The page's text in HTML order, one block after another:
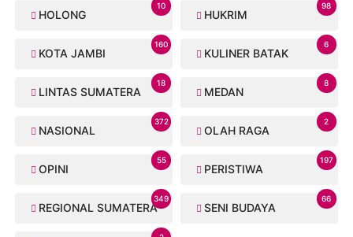
HOLONG
10
HUKRIM
98
KOTA JAMBI
160
KULINER BATAK
6
LINTAS SUMATERA
18
MEDAN
8
NASIONAL
372
OLAH RAGA
2
OPINI
55
PERISTIWA
197
REGIONAL SUMATERA
349
SENI BUDAYA
66